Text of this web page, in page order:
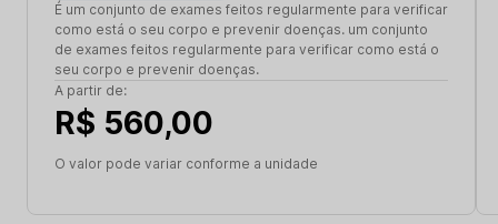
É um conjunto de exames feitos regularmente para verificar
como está o seu corpo e prevenir doenças. um conjunto
de exames feitos regularmente para verificar como está o
seu corpo e prevenir doenças.
A partir de:
R$ 560,00
O valor pode variar conforme a unidade